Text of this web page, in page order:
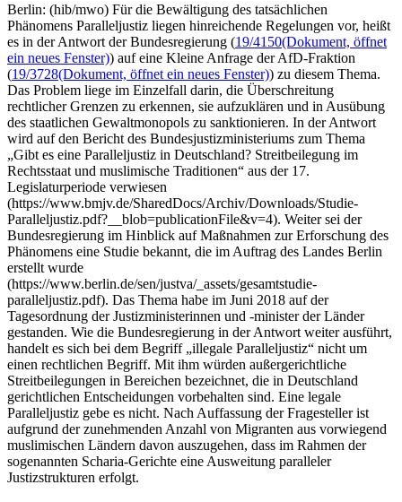
Berlin: (hib/mwo) Für die Bewältigung des tatsächlichen
Phänomens Paralleljustiz liegen hinreichende Regelungen vor, heißt
es in der Antwort der Bundesregierung (19/4150(Dokument, öffnet
ein neues Fenster)) auf eine Kleine Anfrage der AfD-Fraktion
(19/3728(Dokument, öffnet ein neues Fenster)) zu diesem Thema.
Das Problem liege im Einzelfall darin, die Überschreitung
rechtlicher Grenzen zu erkennen, sie aufzuklären und in Ausübung
des staatlichen Gewaltmonopols zu sanktionieren. In der Antwort
wird auf den Bericht des Bundesjustizministeriums zum Thema
„Gibt es eine Paralleljustiz in Deutschland? Streitbeilegung im
Rechtsstaat und muslimische Traditionen“ aus der 17.
Legislaturperiode verwiesen
(https://www.bmjv.de/SharedDocs/Archiv/Downloads/Studie-
Paralleljustiz.pdf?__blob=publicationFile&v=4). Weiter sei der
Bundesregierung im Hinblick auf Maßnahmen zur Erforschung des
Phänomens eine Studie bekannt, die im Auftrag des Landes Berlin
erstellt wurde
(https://www.berlin.de/sen/justva/_assets/gesamtstudie-
paralleljustiz.pdf). Das Thema habe im Juni 2018 auf der
Tagesordnung der Justizministerinnen und -minister der Länder
gestanden. Wie die Bundesregierung in der Antwort weiter ausführt,
handelt es sich bei dem Begriff „illegale Paralleljustiz“ nicht um
einen rechtlichen Begriff. Mit ihm würden außergerichtliche
Streitbeilegungen in Bereichen bezeichnet, die in Deutschland
gerichtlichen Entscheidungen vorbehalten sind. Eine legale
Paralleljustiz gebe es nicht. Nach Auffassung der Fragesteller ist
aufgrund der zunehmenden Anzahl von Migranten aus vorwiegend
muslimischen Ländern davon auszugehen, dass im Rahmen der
sogenannten Scharia-Gerichte eine Ausweitung paralleler
Justizstrukturen erfolgt.